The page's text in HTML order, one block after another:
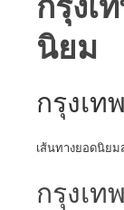
กรุงเ
นิยม
กรุงเท
เส้นทางยอดนิย
กรุงเ